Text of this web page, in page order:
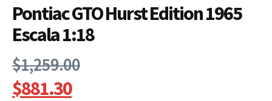
Pontiac GTO Hurst Edition 1965
Escala 1:18
$1,259.00
$881.30